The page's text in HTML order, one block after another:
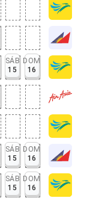
SÁB
15
DOM
16
SÁB
15
DOM
16
SÁB
15
DOM
16